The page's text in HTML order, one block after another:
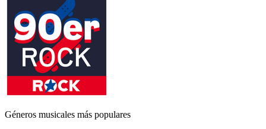
Géneros musicales más populares